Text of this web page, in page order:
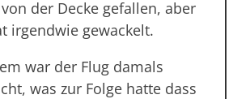
der Decke gefallen, aber
irgendwie gewackelt.
war der Flug damals
was zur Folge hatte dass